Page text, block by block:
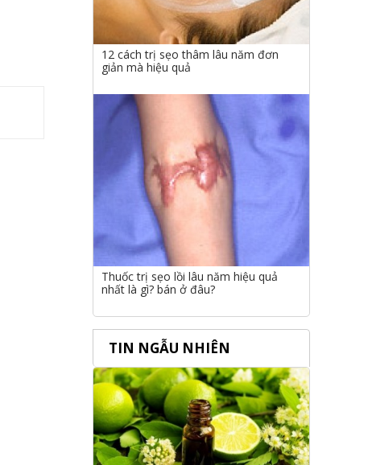
12 cách trị sẹo thâm lâu năm đơn
giản mà hiệu quả
Thuốc trị sẹo lồi lâu năm hiệu quả
nhất là gì? bán ở đâu?
TIN NGẪU NHIÊN